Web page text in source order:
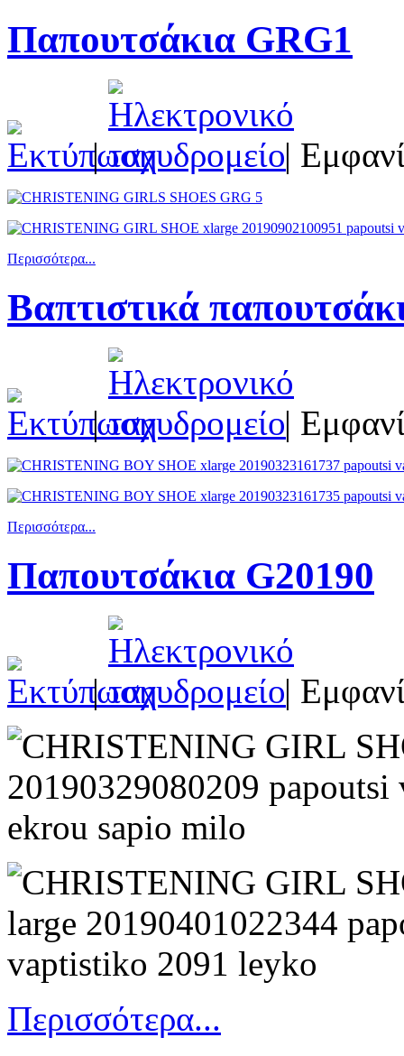
Παπουτσάκια GRG1
| |
Περισσότερα...
Βαπτιστικά
| |
Περισσότερα...
Παπουτσάκια G20190
| |
Περισσότερα...